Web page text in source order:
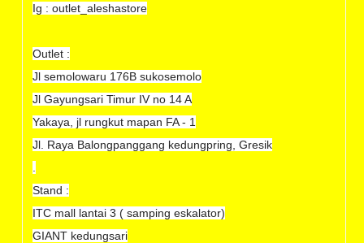
Ig : outlet_aleshastore
Outlet :
Jl semolowaru 176B sukosemolo
Jl Gayungsari Timur IV no 14 A
Yakaya, jl rungkut mapan FA - 1
Jl. Raya Balongpanggang kedungpring, Gresik
Stand :
ITC mall lantai 3 ( samping eskalator)
GIANT kedungsari